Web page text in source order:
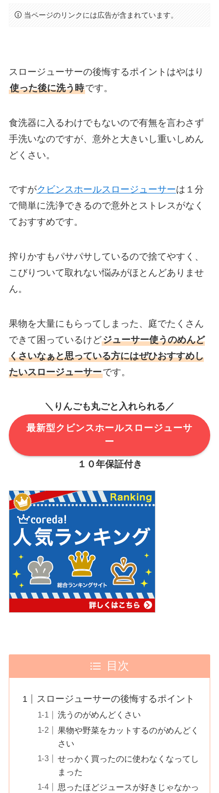
当ページのリンクには広告が含まれています。
スロージューサーの後悔するポイントはやはり
使った後に洗う時です。
食洗器に入るわけでもないので有無を言わさず
手洗いなのですが、意外と大きいし重いしめん
どくさい。
ですがクビンスホールスロージューサーは１分
で簡単に洗浄できるので意外とストレスがなく
ておすすめです。
搾りかすもパサパサしているので捨てやすく、
こびりついて取れない悩みがほとんどありませ
ん。
果物を大量にもらってしまった、庭でたくさん
できて困っているけどジューサー使うのめんど
くさいなぁと思っている方にはぜひおすすめし
たいスロージューサーです。
＼りんごも丸ごと入れられる／
最新型クビンスホールスロージューサ
ー
１０年保証付き
目次
スロージューサーの後悔するポイント
洗うのがめんどくさい
果物や野菜をカットするのがめんどく
さい
せっかく買ったのに使わなくなってし
まった
思ったほどジュースが好きじゃなかっ